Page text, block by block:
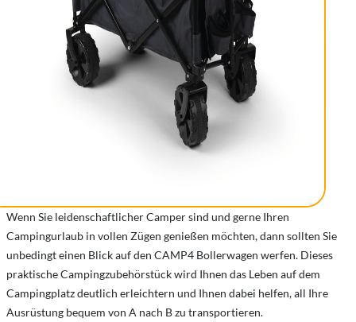
Wenn Sie leidenschaftlicher Camper sind und gerne Ihren
Campingurlaub in vollen Zügen genießen möchten, dann sollten Sie
unbedingt einen Blick auf den CAMP4 Bollerwagen werfen. Dieses
praktische Campingzubehörstück wird Ihnen das Leben auf dem
Campingplatz deutlich erleichtern und Ihnen dabei helfen, all Ihre
Ausrüstung bequem von A nach B zu transportieren.